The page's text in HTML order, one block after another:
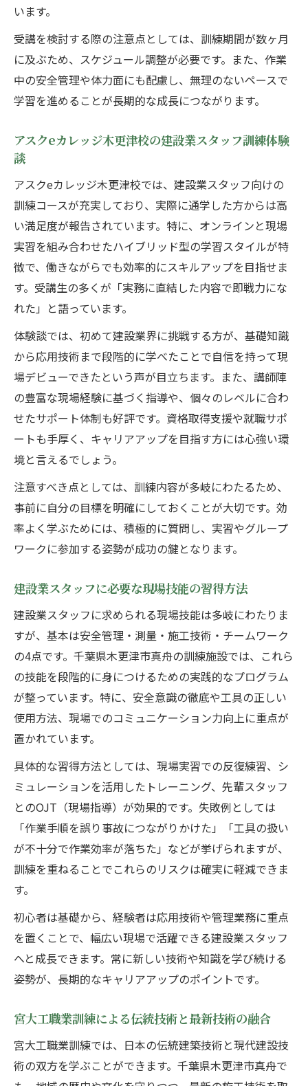
います。
受講を検討する際の注意点としては、訓練期間が数ヶ月
に及ぶため、スケジュール調整が必要です。また、作業
中の安全管理や体力面にも配慮し、無理のないペースで
学習を進めることが長期的な成長につながります。
アスクeカレッジ木更津校の建設業スタッフ訓練体験
談
アスクeカレッジ木更津校では、建設業スタッフ向けの
訓練コースが充実しており、実際に通学した方からは高
い満足度が報告されています。特に、オンラインと現場
実習を組み合わせたハイブリッド型の学習スタイルが特
徴で、働きながらでも効率的にスキルアップを目指せま
す。受講生の多くが「実務に直結した内容で即戦力にな
れた」と語っています。
体験談では、初めて建設業界に挑戦する方が、基礎知識
から応用技術まで段階的に学べたことで自信を持って現
場デビューできたという声が目立ちます。また、講師陣
の豊富な現場経験に基づく指導や、個々のレベルに合わ
せたサポート体制も好評です。資格取得支援や就職サポ
ートも手厚く、キャリアアップを目指す方には心強い環
境と言えるでしょう。
注意すべき点としては、訓練内容が多岐にわたるため、
事前に自分の目標を明確にしておくことが大切です。効
率よく学ぶためには、積極的に質問し、実習やグループ
ワークに参加する姿勢が成功の鍵となります。
建設業スタッフに必要な現場技能の習得方法
建設業スタッフに求められる現場技能は多岐にわたりま
すが、基本は安全管理・測量・施工技術・チームワーク
の4点です。千葉県木更津市真舟の訓練施設では、これら
の技能を段階的に身につけるための実践的なプログラム
が整っています。特に、安全意識の徹底や工具の正しい
使用方法、現場でのコミュニケーション力向上に重点が
置かれています。
具体的な習得方法としては、現場実習での反復練習、シ
ミュレーションを活用したトレーニング、先輩スタッフ
とのOJT（現場指導）が効果的です。失敗例としては
「作業手順を誤り事故につながりかけた」「工具の扱い
が不十分で作業効率が落ちた」などが挙げられますが、
訓練を重ねることでこれらのリスクは確実に軽減できま
す。
初心者は基礎から、経験者は応用技術や管理業務に重点
を置くことで、幅広い現場で活躍できる建設業スタッフ
へと成長できます。常に新しい技術や知識を学び続ける
姿勢が、長期的なキャリアアップのポイントです。
宮大工職業訓練による伝統技術と最新技術の融合
宮大工職業訓練では、日本の伝統建築技術と現代建設技
術の双方を学ぶことができます。千葉県木更津市真舟で